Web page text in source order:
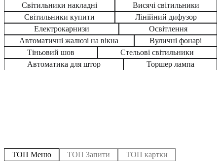
Світильники накладні
Висячі світильники
Світильники купити
Лінійний дифузор
Електрокарнизи
Освітлення
Автоматичні жалюзі на вікна
Вуличні фонарі
Тіньовий шов
Стельові світильники
Автоматика для штор
Торшер лампа
ТОП Меню ТОП Запити ТОП картки